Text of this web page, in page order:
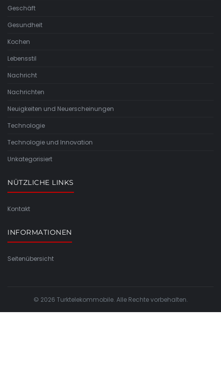
Geschäft
Gesundheit
Kochen
Lebensstil
Nachricht
Nachrichten
Neuigkeiten und Neuerscheinungen
Technologie
Technologie und Innovation
Unkategorisiert
NÜTZLICHE LINKS
Kontakt
INFORMATIONEN
Seitenübersicht
© 2026 Turktelekommobile. Alle Rechte vorbehalten.